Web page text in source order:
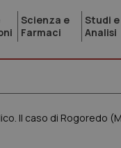
Scienza e
Farmaci
Studi e
Analisi
Il caso di Rogoredo